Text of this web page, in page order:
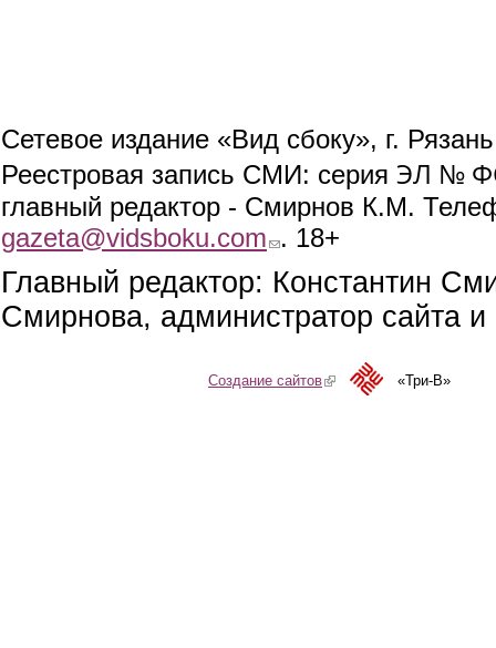
Сетевое издание «Вид сбоку», г.
Реестровая запись СМИ: серия ЭЛ №
главный редактор - Смирнов К.М.
gazeta@vidsboku.com (link sends e-mail)
. 18+
Главный редактор: Константин
Смирнова, администратор сайта
Создание сайтов(link is external)«Три-В»